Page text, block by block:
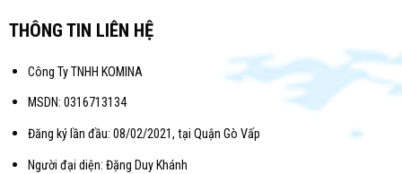
THÔNG TIN LIÊN HỆ
Công Ty TNHH KOMINA
MSDN: 0316713134
Đăng ký lần đầu: 08/02/2021, tại Quận Gò Vấp
Người đại diện: Đặng Duy Khánh